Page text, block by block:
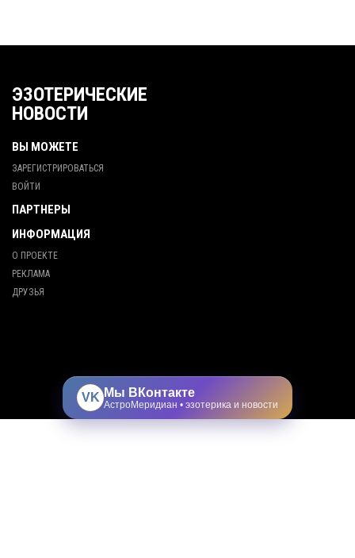
ЭЗОТЕРИЧЕСКИЕ
НОВОСТИ
ВЫ МОЖЕТЕ
ЗАРЕГИСТРИРОВАТЬСЯ
ВОЙТИ
ПАРТНЕРЫ
ИНФОРМАЦИЯ
О ПРОЕКТЕ
РЕКЛАМА
ДРУЗЬЯ
VK Мы ВКонтакте
АстроМеридиан • эзотерика и новости